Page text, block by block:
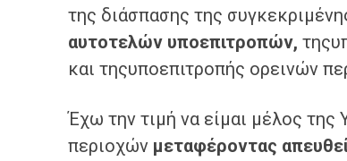
της διάσπασης της
αυτοτελών υποεπιτροπών,
και τηςυποεπιτροπής ορεινών
Έχω την τιμή να είμαι μέλος
περιοχών μεταφέροντας